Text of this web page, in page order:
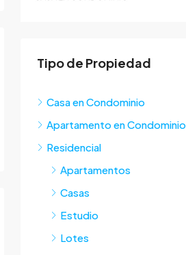
Tipo de Propiedad
Casa en Condominio
Apartamento en Condominio
Residencial
Apartamentos
Casas
Estudio
Lotes